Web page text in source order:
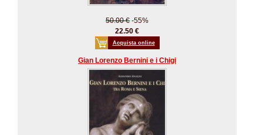
50.00 € -55%
22.50 €
Acquista online
Gian Lorenzo Bernini e i Chigi